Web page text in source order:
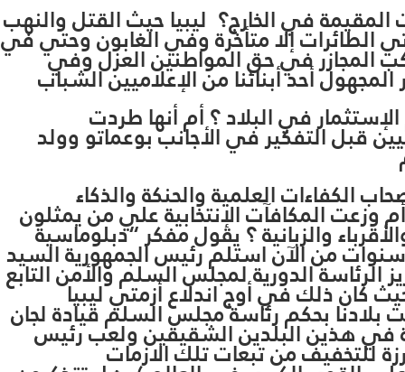
في الخارج؟ ليبيا حيث القتل والنهب
الطائرات إلا متأخرة وفي الغابون وحتي في
المجازر في حق المواطنين العزل وفي
أحد أبنائنا من الإعلاميين الشباب
في البلاد ؟ أم أنها طردت
قبل التفكير في الأجانب بوعماتو وولد
الكفاءات العلمية والحنكة والذكاء
أم وزعت المكافآت الإنتخابية علي من يمثلون
والزبانية ؟ يقول مفكر “دبلوماسية
من الآن استلم رئيس الجمهورية السيد
الرئاسة الدورية لمجلس السلم والأمن التابع
كان ذلك في أوج اندلاع أزمتي ليبيا
بلادنا بحكم رئاسة مجلس السلم قيادة لجان
في هذين البلدين الشقيقين ولعب رئيس
للتخفيف من تبعات تلك الازمات